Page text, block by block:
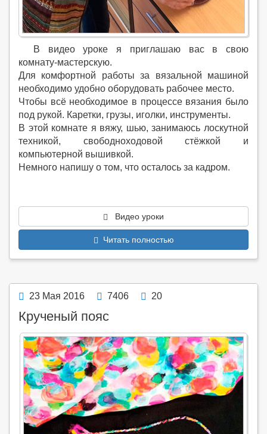
В видео уроке я приглашаю вас в свою
комнату-мастерскую.
Для комфортной работы за вязальной машиной
необходимо удобно оборудовать рабочее место.
Чтобы всё необходимое в процессе вязания было
под рукой. Каретки, грузы, иголки, инструменты.
В этой комнате я вяжу, шью, занимаюсь лоскутной
техникой, свободноходовой стёжкой и
компьютерной вышивкой.
Немного напишу о том, что осталось за кадром.
Видео уроки
Читать полностью
23 Мая 2016 7406 20
Крученый пояс